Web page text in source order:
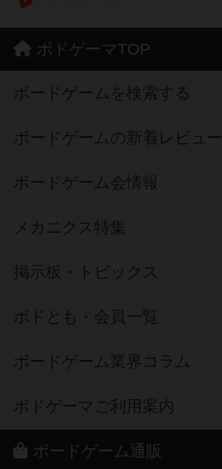
ボドゲーマTOP
ボードゲームを検索する
ボードゲームの新着レビュー
ボードゲーム会情報
メカニクス特集
掲示板・トピックス
ボドとも・会員一覧
ボードゲーム業界コラム
ボドゲーマご利用案内
ボードゲーム通販